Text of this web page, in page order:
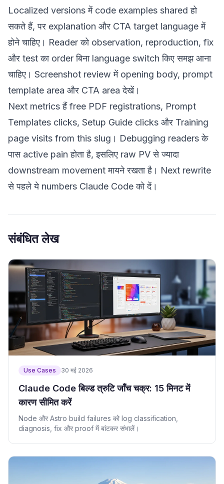
Localized versions में code examples shared हो
सकते हैं, पर explanation और CTA target language में
होने चाहिए। Reader को observation, reproduction, fix
और test का order बिना language switch किए समझ आना
चाहिए। Screenshot review में opening body, prompt
template area और CTA area देखें।
Next metrics हैं free PDF registrations, Prompt
Templates clicks, Setup Guide clicks और Training
page visits from this slug। Debugging readers के
पास active pain होता है, इसलिए raw PV से ज्यादा
downstream movement मायने रखता है। Next rewrite
से पहले ये numbers Claude Code को दें।
संबंधित लेख
Use Cases 30 मई 2026
Claude Code बिल्ड त्रुटि जाँच चक्र: 15 मिनट में
कारण सीमित करें
Node और Astro build failures को log classification,
diagnosis, fix और proof में बांटकर संभालें।